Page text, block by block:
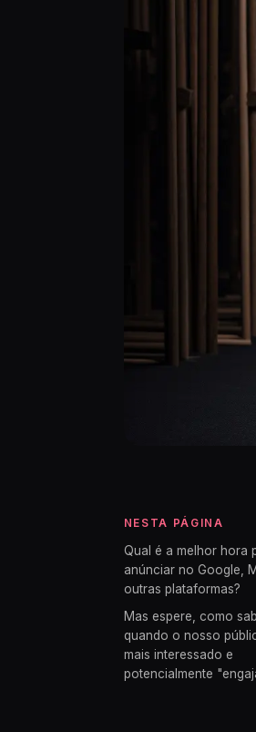
NESTA PÁGINA
Qual é a melhor hora
anúnciar no Google,
outras plataformas?
Mas espere, como
quando o nosso
mais interessado e
potencialmente